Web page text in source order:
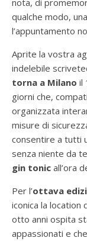
nota, di
qualche modo,
l’appuntamento
Aprite la vostra
indelebile
torna a Milano il
giorni che,
organizzata
misure di
consentire a tutti
senza niente da
gin tonic all’ora
Per l’ottava
iconica la location
otto anni ospita
appassionati e